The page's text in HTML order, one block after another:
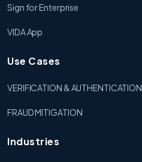
Sign for Enterprise
VIDA App
Use Cases
VERIFICATION & AUTHENTICATION
FRAUD MITIGATION
Industries